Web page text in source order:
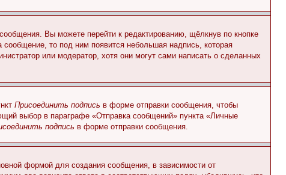
Вы можете перейти к редактированию, щёлкнув по кнопке
сообщение, то под ним появится небольшая надпись, которая
или модератор, хотя они могут сами написать о сделанных
Присоединить подпись в форме отправки сообщения, чтобы
выбор в параграфе «Отправка сообщений» пункта «Личные
подпись в форме отправки сообщения.
формой для создания сообщения, в зависимости от